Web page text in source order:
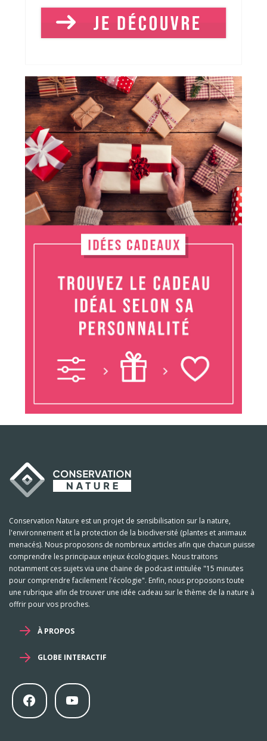
Conservation Nature est un projet de sensibilisation sur la nature,
l'environnement et la protection de la biodiversité (plantes et animaux
menacés). Nous proposons de nombreux articles afin que chacun puisse
comprendre les principaux enjeux écologiques. Nous traitons
notamment ces sujets via une chaine de podcast intitulée "15 minutes
pour comprendre facilement l'écologie". Enfin, nous proposons toute
une rubrique afin de trouver une idée cadeau sur le thème de la nature à
offrir pour vos proches.
À PROPOS
GLOBE INTERACTIF